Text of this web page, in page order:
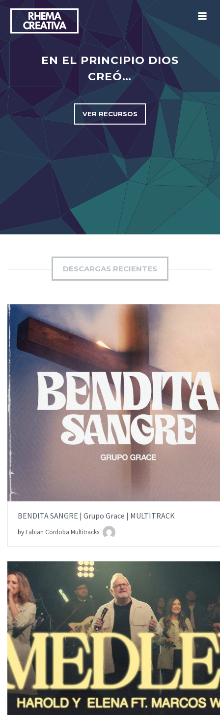
EN EL PRINCIPIO DIOS
CREÓ…
VER RECURSOS
DESCARGAS RECIENTES
AÑADIR AL PEDIDO
ITEM PRICE: $15.00
BENDITA SANGRE | Grupo Grace | MULTITRACK
byFabian Cordoba Multitracks
AÑADIR AL PEDIDO
ITEM PRICE:$15.00